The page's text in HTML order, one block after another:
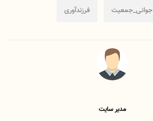
جوانی_جمعیت فرزندآوری
مدیر سایت